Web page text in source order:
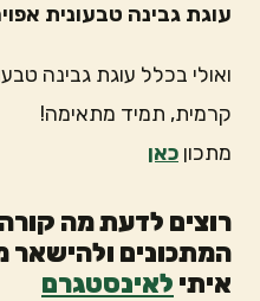
עוגת גבינה טבעונית
ואולי בכלל עוגת גבינה
קרמית, תמיד מתאימה!
מתכון כאן
רוצים לדעת מה
המתכונים ולהישאר
איתי לאינסטגרם